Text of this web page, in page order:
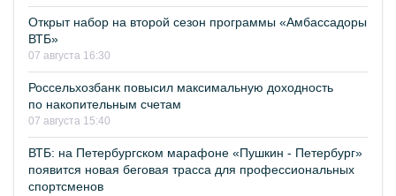
Открыт набор на второй сезон программы «Амбассадоры
ВТБ»
07 августа 16:30
Россельхозбанк повысил максимальную доходность
по накопительным счетам
07 августа 15:40
ВТБ: на Петербургском марафоне «Пушкин - Петербург»
появится новая беговая трасса для профессиональных
спортсменов